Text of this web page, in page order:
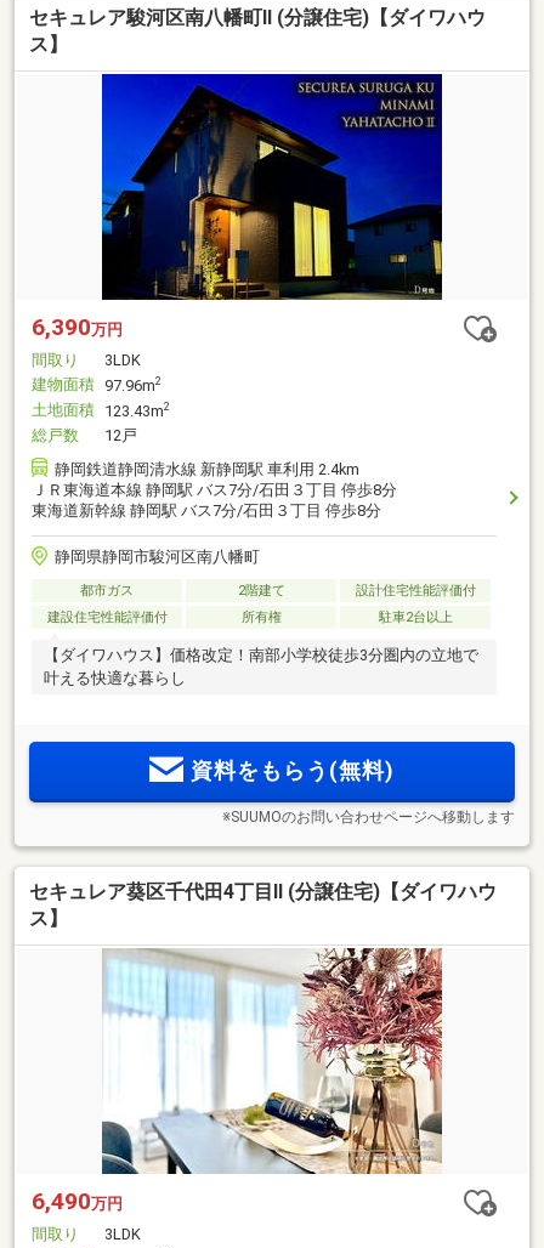
セキュレア駿河区南八幡町II (分譲住宅)【ダイワハウ
ス】
6,390万円
間取り
3LDK
建物面積 97.96m2
土地面積 123.43m2
総戸数
12戸
静岡鉄道静岡清水線 新静岡駅 車利用 2.4km
ＪＲ東海道本線 静岡駅 バス7分/石田３丁目 停歩8分
東海道新幹線 静岡駅 バス7分/石田３丁目 停歩8分
静岡県静岡市駿河区南八幡町
都市ガス 2階建て
設計住宅性能評価付
建設住宅性能評価付
所有権 駐車2台以上
【ダイワハウス】価格改定！南部小学校徒歩3分圏内の立地で
叶える快適な暮らし
資料をもらう(無料)
※SUUMOのお問い合わせページへ移動します
セキュレア葵区千代田4丁目II (分譲住宅)【ダイワハウ
ス】
6,490万円
間取り
3LDK